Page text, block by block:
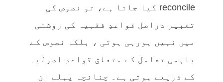
reconcile کیا جاتا ہے، تو نصوص کی
تعبیر دراصل قواعدِ فقہیہ کی روشنی
میں نہیں ہورہی ہوتی ، بلکہ نصوص کے
باہمی تعامل کے متعلق قواعدِ اصولیہ
کے ذریعے ہوتی ہے۔ چنانچہ پہلے ان